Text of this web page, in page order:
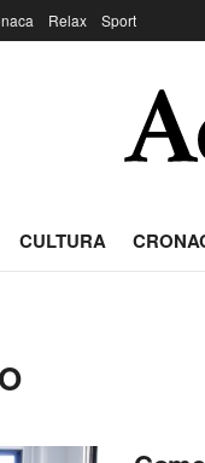
Relax Sport
CULTURA